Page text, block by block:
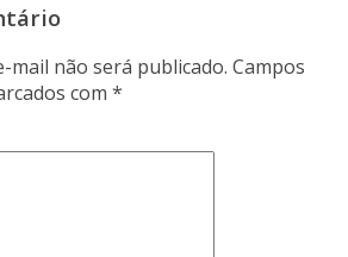
mail não será publicado. Campos
com *